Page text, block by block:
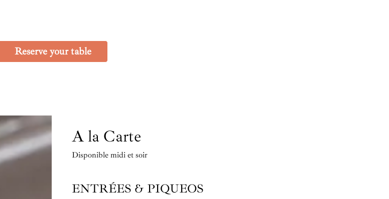
Reserve your table
A la Carte
Disponible midi et soir
ENTRÉES & PIQUEOS